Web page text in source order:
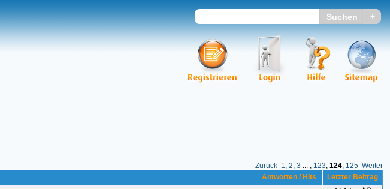
Zurück 1, 2, 3 ... , 123, 124, 125 Weiter
Antworten / Hits Letzter Beitrag